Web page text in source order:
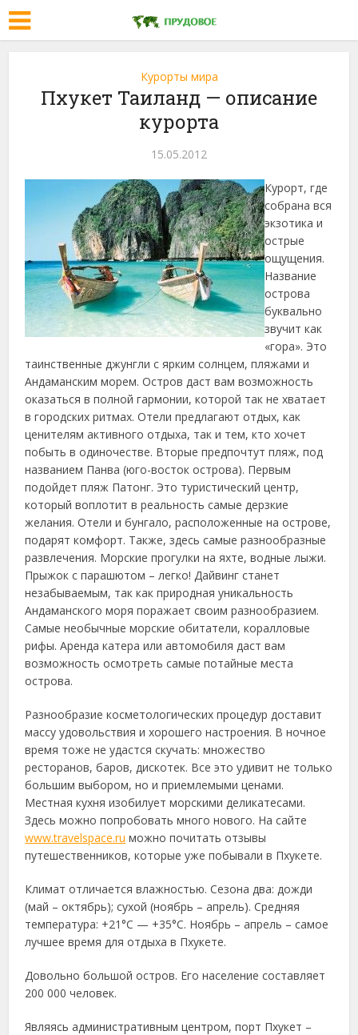
Курорты мира
Пхукет Таиланд — описание
курорта
15.05.2012
Курорт, где
собрана вся
экзотика и
острые
ощущения.
Название
острова
буквально
звучит как
«гора». Это
таинственные джунгли с ярким солнцем, пляжами и
Андаманским морем.Остров даст вам возможность
оказаться в полной гармонии, которой так не хватает
в городских ритмах. Отели предлагают отдых, как
ценителям активного отдыха, так и тем, кто хочет
побыть в одиночестве. Вторые предпочтут пляж, под
названием Панва (юго-восток острова). Первым
подойдет пляж Патонг. Это туристический центр,
который воплотит в реальность самые дерзкие
желания. Отели и бунгало, расположенные на острове,
подарят комфорт. Также, здесь самые разнообразные
развлечения. Морские прогулки на яхте, водные лыжи.
Прыжок с парашютом – легко! Дайвинг станет
незабываемым, так как природная уникальность
Андаманского моря поражает своим разнообразием.
Самые необычные морские обитатели, коралловые
рифы. Аренда катера или автомобиля даст вам
возможность осмотреть самые потайные места
острова.
Разнообразие косметологических процедур доставит
массу удовольствия и хорошего настроения. В ночное
время тоже не удастся скучать: множество
ресторанов, баров, дискотек. Все это удивит не только
большим выбором, но и приемлемыми ценами.
Местная кухня изобилует морскими деликатесами.
Здесь можно попробовать много нового. На сайте
www.travelspace.ru можно почитать отзывы
путешественников, которые уже побывали в Пхукете.
Климат отличается влажностью. Сезона два: дожди
(май – октябрь); сухой (ноябрь – апрель). Средняя
температура: +21°С — +35°С. Ноябрь – апрель – самое
лучшее время для отдыха в Пхукете.
Довольно большой остров. Его население составляет
200 000 человек.
Являясь административным центром, порт Пхукет –